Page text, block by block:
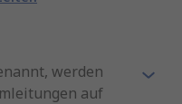
werden
auf